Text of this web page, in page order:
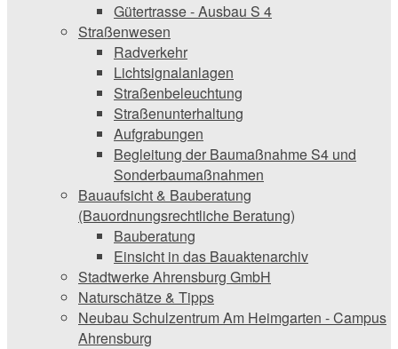
Gütertrasse - Ausbau S 4
Straßenwesen
Radverkehr
Lichtsignalanlagen
Straßenbeleuchtung
Straßenunterhaltung
Aufgrabungen
Begleitung der Baumaßnahme S4 und
Sonderbaumaßnahmen
Bauaufsicht & ­Bauberatung
(Bauordnungsrechtliche Beratung)
Bauberatung
Einsicht in das Bauaktenarchiv
Stadtwerke ­Ahrensburg GmbH
Naturschätze & Tipps
Neubau Schulzentrum Am Heimgarten - Campus
Ahrensburg